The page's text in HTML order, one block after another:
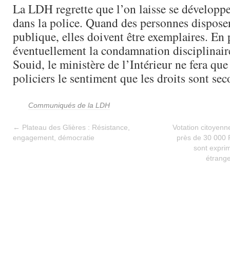
La LDH regrette que l’on laisse se
dans la police. Quand des personnes
publique, elles doivent être exemplaires. En
éventuellement la condamnation
Souid, le ministère de l’Intérieur ne fera
policiers le sentiment que les droits sont
Communiqués de la LDH
← Plateau des Glières : Résistance,
engagement, démocratie
Votation
près de 30 000
sont